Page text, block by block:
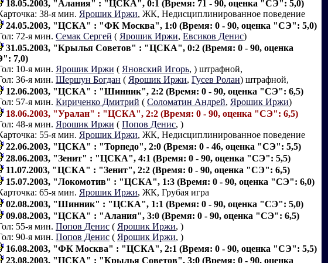
18.05.2003, "Алания" : "ЦСКА", 0:1 (Время: 71 - 90, оценка "СЭ": 5,0)
38-я мин. Ярошик Иржи, ЖК, Недисциплинированное поведение
24.05.2003, "ЦСКА" : "ФК Москва", 1:0 (Время: 0 - 90, оценка "СЭ": 5,0)
72-я мин. Семак Сергей ( Ярошик Иржи, Евсиков Денис)
31.05.2003, "Крылья Советов" : "ЦСКА", 0:2 (Время: 0 - 90, оценка
7,0)
10-я мин. Ярошик Иржи ( Яновский Игорь, ) штрафной,
36-я мин. Шершун Богдан ( Ярошик Иржи, Гусев Ролан) штрафной,
12.06.2003, "ЦСКА" : "Шинник", 2:2 (Время: 0 - 90, оценка "СЭ": 6,5)
57-я мин. Кириченко Дмитрий ( Соломатин Андрей, Ярошик Иржи)
18.06.2003, "Уралан" : "ЦСКА", 2:2 (Время: 0 - 90, оценка "СЭ": 6,5)
48-я мин. Ярошик Иржи ( Попов Денис, )
55-я мин. Ярошик Иржи, ЖК, Недисциплинированное поведение
22.06.2003, "ЦСКА" : "Торпедо", 2:0 (Время: 0 - 46, оценка "СЭ": 5,5)
28.06.2003, "Зенит" : "ЦСКА", 4:1 (Время: 0 - 90, оценка "СЭ": 5,5)
11.07.2003, "ЦСКА" : "Зенит", 2:2 (Время: 0 - 90, оценка "СЭ": 6,5)
15.07.2003, "Локомотив" : "ЦСКА", 1:3 (Время: 0 - 90, оценка "СЭ": 6,0)
65-я мин. Ярошик Иржи, ЖК, Грубая игра
02.08.2003, "Шинник" : "ЦСКА", 1:1 (Время: 0 - 90, оценка "СЭ": 5,0)
09.08.2003, "ЦСКА" : "Алания", 3:0 (Время: 0 - 90, оценка "СЭ": 6,5)
55-я мин. Попов Денис ( Ярошик Иржи, )
90-я мин. Попов Денис ( Ярошик Иржи, )
16.08.2003, "ФК Москва" : "ЦСКА", 2:1 (Время: 0 - 90, оценка "СЭ": 5,5)
23.08.2003, "ЦСКА" : "Крылья Советов", 3:0 (Время: 0 - 90, оценка